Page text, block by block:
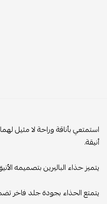
استمتعي بأناقة وراحة لا مثيل
أنيقة.
يتميز حذاء الباليرين بتصميمه
يتمتع الحذاء بجودة جلد فاخر